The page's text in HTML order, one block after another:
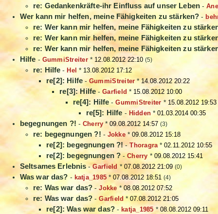
re: Gedankenkräfte-ihr Einfluss auf unser Leben -
Wer kann mir helfen, meine Fähigkeiten zu stärken? -
re: Wer kann mir helfen, meine Fähigkeiten zu
re: Wer kann mir helfen, meine Fähigkeiten zu
re: Wer kann mir helfen, meine Fähigkeiten zu
Hilfe - GummiStreiter* 12.08.2012 22:10 (5)
re: Hilfe - Hel* 13.08.2012 17:12
re[2]: Hilfe-GummiStreiter*14.08.2012 20:22
re[3]: Hilfe -Garfield * 15.08.2012 10:00
re[4]: Hilfe -GummiStreiter * 15.08.2012 19:53
re[5]: Hilfe - Hidden *01.03.2014 00:35
begegnungen ?! - Cherry *09.08.2012 14:57 (3)
re: begegnungen ?! - Jokke* 09.08.2012 15:18
re[2]: begegnungen ?!-Thoragra*02.11.2012 10:55
re[2]: begegnungen ? -Cherry * 09.08.2012 15:41
Seltsames Erlebnis-Garfield * 07.08.2012 21:09 (0)
Was war das? - katja_1985 *07.08.2012 18:51 (4)
re: Was war das? -Jokke * 08.08.2012 07:52
re: Was war das? -Garfield *07.08.2012 21:05
re[2]: Was war das? - katja_1985*08.08.2012 09:11